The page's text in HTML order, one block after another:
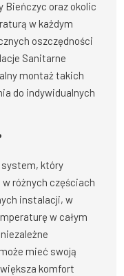
oraz okolic
w każdym
oszczędności
Sanitarne
montaż takich
do indywidualnych
który
różnych częściach
instalacji, w
w całym
mieć swoją
komfort